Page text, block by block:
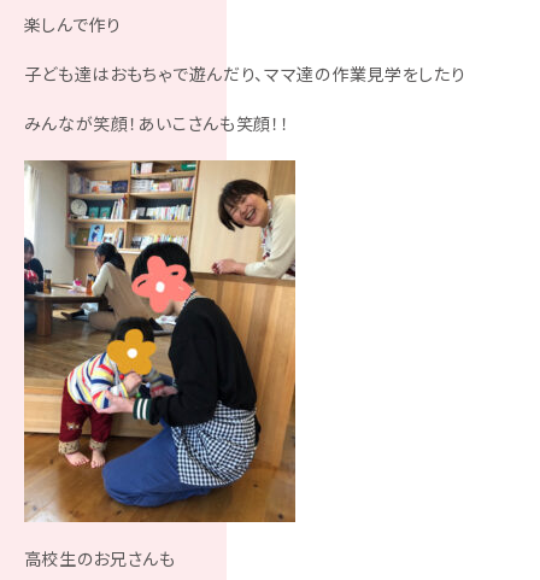
楽しんで作り
子ども達はおもちゃで遊んだり、ママ達の作業見学をしたり
みんなが笑顔！あいこさんも笑顔！！
高校生のお兄さんも